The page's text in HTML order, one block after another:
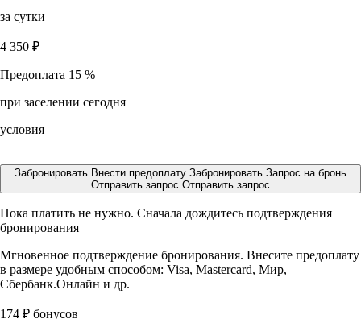
за сутки
4 350 ₽
Предоплата 15 %
при заселении сегодня
условия
Забронировать Внести предоплату Забронировать Запрос на бронь
Отправить запрос Отправить запрос
Пока платить не нужно. Сначала дождитесь подтверждения
бронирования
Мгновенное подтверждение бронирования. Внесите предоплату
в размере удобным способом: Visa, Mastercard, Мир,
Сбербанк.Онлайн и др.
174 ₽ бонусов